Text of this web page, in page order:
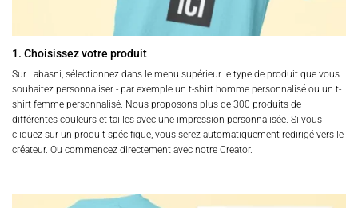
1. Choisissez votre produit
Sur Labasni, sélectionnez dans le menu supérieur le type de produit que vous
souhaitez personnaliser - par exemple un t-shirt homme personnalisé ou un t-
shirt femme personnalisé. Nous proposons plus de 300 produits de
différentes couleurs et tailles avec une impression personnalisée. Si vous
cliquez sur un produit spécifique, vous serez automatiquement redirigé vers le
créateur. Ou commencez directement avec notre Creator.